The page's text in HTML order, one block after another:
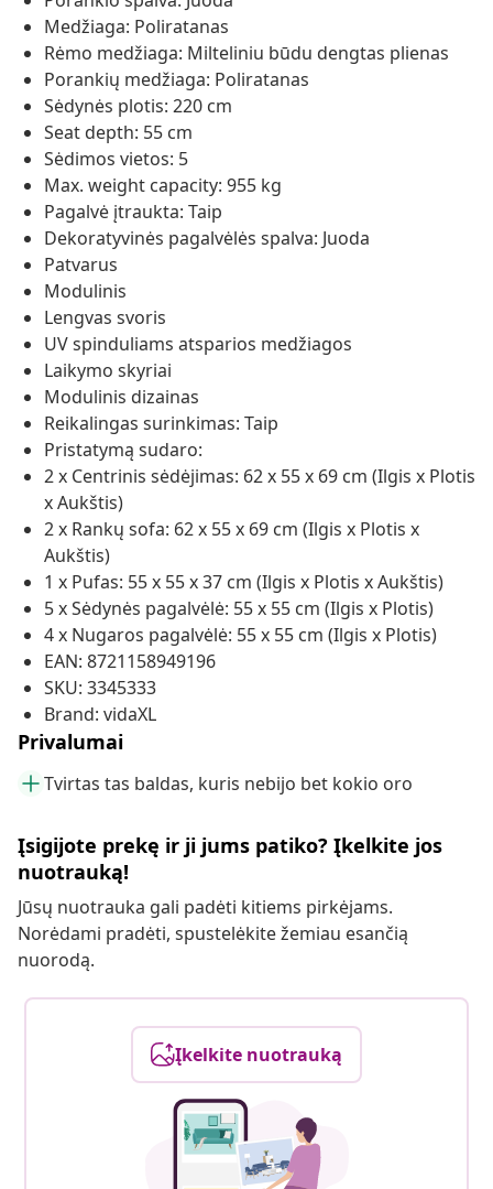
Medžiaga: Poliratanas
Rėmo medžiaga: Milteliniu būdu dengtas plienas
Porankių medžiaga: Poliratanas
Sėdynės plotis: 220 cm
Seat depth: 55 cm
Sėdimos vietos: 5
Max. weight capacity: 955 kg
Pagalvė įtraukta: Taip
Dekoratyvinės pagalvėlės spalva: Juoda
Patvarus
Modulinis
Lengvas svoris
UV spinduliams atsparios medžiagos
Laikymo skyriai
Modulinis dizainas
Reikalingas surinkimas: Taip
Pristatymą sudaro:
2 x Centrinis sėdėjimas: 62 x 55 x 69 cm (Ilgis x Plotis
x Aukštis)
2 x Rankų sofa: 62 x 55 x 69 cm (Ilgis x Plotis x
Aukštis)
1 x Pufas: 55 x 55 x 37 cm (Ilgis x Plotis x Aukštis)
5 x Sėdynės pagalvėlė: 55 x 55 cm (Ilgis x Plotis)
4 x Nugaros pagalvėlė: 55 x 55 cm (Ilgis x Plotis)
EAN: 8721158949196
SKU: 3345333
Brand: vidaXL
Privalumai
Tvirtas tas baldas, kuris nebijo bet kokio oro
Įsigijote prekę ir ji jums patiko? Įkelkite jos
nuotrauką!
Jūsų nuotrauka gali padėti kitiems pirkėjams.
Norėdami pradėti, spustelėkite žemiau esančią
nuorodą.
Įkelkite nuotrauką